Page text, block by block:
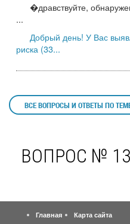
�дравствуйте,
...
Добрый день! У Вас
риска (33...
ВСЕ ВОПРОСЫ И ОТВЕТЫ ПО
ВОПРОС №
Главная
Карта сайта